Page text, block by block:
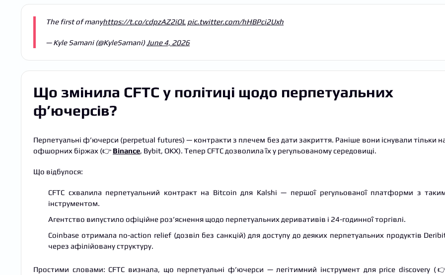
The first of manyhttps://t.co/cdpzAZ2iOL pic.twitter.com/hHBPci2Uxh
— Kyle Samani (@KyleSamani) June 4, 2026
Що змінила CFTC у політиці щодо перпетуальних
ф’ючерсів?
Перпетуальні ф’ючерси (perpetual futures) — контракти з плечем без дати закриття. Раніше вони існували тільки
офшорних біржах (👉 Binance, Bybit, OKX). Тепер CFTC дозволила їх у регульованому середовищі.
Що відбулося:
CFTC схвалила перпетуальний контракт на Bitcoin для Kalshi — першої регульованої платформи з
інструментом.
Агентство випустило офіційне роз’яснення щодо перпетуальних деривативів і 24-годинної торгівлі.
Coinbase отримала no-action relief (дозвіл без санкцій) для доступу до деяких перпетуальних продуктів
через афілійовану структуру.
Простими словами: CFTC визнала, що перпетуальні ф’ючерси — легітимний інструмент для price discovery